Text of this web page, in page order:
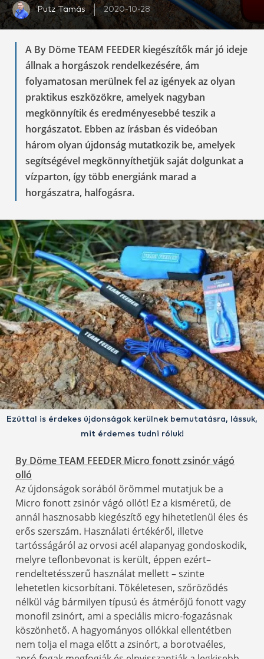
Putz Tamás 2020-10-28
A By Döme TEAM FEEDER kiegészítők már jó ideje
állnak a horgászok rendelkezésére, ám
folyamatosan merülnek fel az igények az olyan
praktikus eszközökre, amelyek nagyban
megkönnyítik és eredményesebbé teszik a
horgászatot. Ebben az írásban és videóban
három olyan újdonság mutatkozik be, amelyek
segítségével megkönnyíthetjük saját dolgunkat a
vízparton, így több energiánk marad a
horgászatra, halfogásra.
Ezúttal is érdekes újdonságok kerülnek bemutatásra, lássuk,
mit érdemes tudni róluk!
By Döme TEAM FEEDER Micro fonott zsinór vágó
olló
Az újdonságok sorából örömmel mutatjuk be a
Micro fonott zsinór vágó ollót! Ez a kisméretű, de
annál hasznosabb kiegészítő egy hihetetlenül éles és
erős szerszám. Használati értékéről, illetve
tartósságáról az orvosi acél alapanyag gondoskodik,
melyre teflonbevonat is került, éppen ezért–
rendeltetésszerű használat mellett – szinte
lehetetlen kicsorbítani. Tökéletesen, szőröződés
nélkül vág bármilyen típusú és átmérőjű fonott vagy
monofil zsinórt, ami a speciális micro-fogazásnak
köszönhető. A hagyományos ollókkal ellentétben
nem tolja el maga előtt a zsinórt, a borotvaéles,